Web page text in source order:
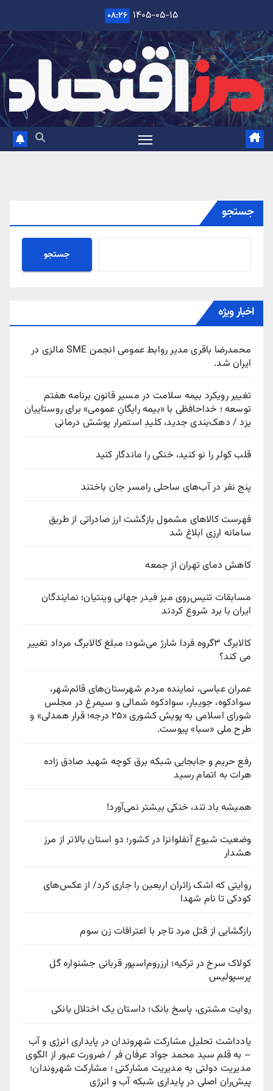
content
۱۴۰۵-۰۵-۱۵ ۰۸:۲۶
جستجو
جستجو
اخبار ویژه
محمدرضا باقری مدیر روابط عمومی انجمن SME مالزی در
ایران شد.
تغییر رویکرد بیمه سلامت در مسیر قانون برنامه هفتم
توسعه ؛ خداحافظی با «بیمه رایگانِ عمومی» برای روستاییان
یزد / دهک‌بندی جدید، کلیدِ استمرار پوشش درمانی
قلب کولر را نو کنید، خنکی را ماندگار کنید
پنج نفر در آب‌های ساحلی رامسر جان باختند
فهرست کالاهای مشمول بازگشت ارز صادراتی از طریق
سامانه ارزی ابلاغ شد
کاهش دمای تهران از جمعه
مسابقات تنیس‌روی میز فیدر جهانی وینتیان؛ نمایندگان
ایران با برد شروع کردند
کالابرگ ۳گروه فردا شارژ می‌شود؛ مبلغ کالابرگ مرداد تغییر
می کند؟
عمران عباسی، نماینده مردم شهرستان‌های قائم‌شهر،
سوادكوه، جویبار، سوادكوه شمالی و سیمرغ در مجلس
شورای اسلامی به پویش كشوری «۲۵ درجه؛ قرار همدلی» و
طرح ملی «سبا» پیوست.
رفع حریم و جابجایی شبکه برق کوچه شهید صادق زاده
هرات به اتمام رسید
همیشه باد تند، خنکی بیشتر نمی‌آورد!
وضعیت شیوع آنفلوانزا در کشور؛ دو استان بالاتر از مرز
هشدار
روایتی که اشک زائران اربعین را جاری کرد/ از عکس‌های
کودکی تا نام شهدا
رازگشایی از قتل مرد تاجر با اعترافات زن سوم
کولاک سرخ در ترکیه؛ ارزروم‌اسپور قربانی جشنواره گل
پرسپولیس
روایت مشتری، پاسخ بانک؛ داستان یک اختلال بانکی
یادداشت تحلیل مشارکت شهروندان در پایداری انرژی و آب
– به قلم سید محمد جواد عرفان فر / ضرورت عبور از الگوی
مدیریت دولتی به مدیریت مشارکتی ؛ مشارکت شهروندان؛
پیش‌ران اصلی در پایداری شبکه آب و انرژی